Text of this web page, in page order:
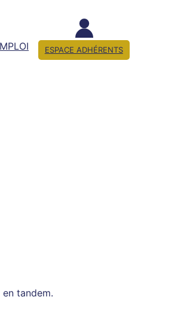
ESPACE ADHÉRENTS
tandem.